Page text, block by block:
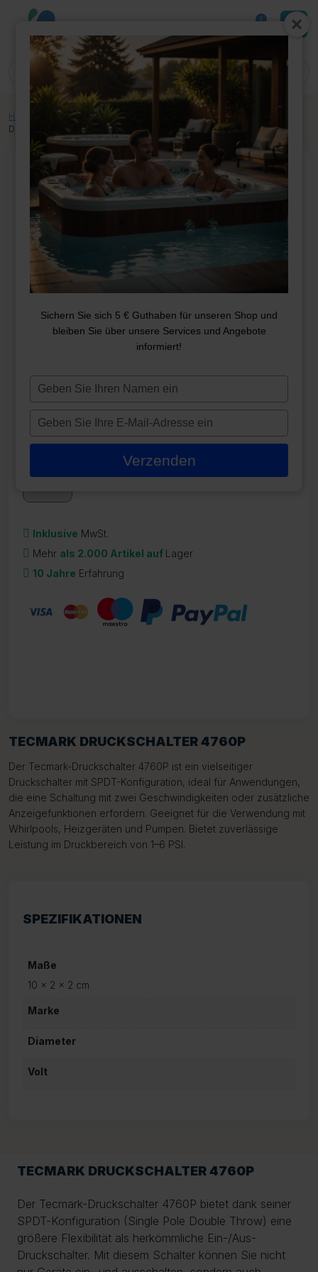
0
Home Whirlpool-Teile Sensoren
Druckschalter 4760P
TECMARK DRUCKSCHALTER 4760P
Der Tecmark-Druckschalter 4760P ist ein vielseitiger
Druckschalter mit SPDT-Konfiguration, ideal für Anwendungen,
die eine Schaltung mit zwei Geschwindigkeiten oder zusätzliche
Anzeigefunktionen erfordern. Geeignet für die Verwendung mit
Whirlpools, Heizgeräten und Pumpen. Bietet zuverlässige
Leistung im Druckbereich von 1–6 PSI.
SPEZIFIKATIONEN
Maße
10 × 2 × 2 cm
Marke
Diameter
Volt
TECMARK DRUCKSCHALTER
ZR-22056
49,95€
Auf Lager
Inklusive MwSt.
Mehr als 2.000 Artikel auf Lager
10 Jahre Erfahrung
TECMARK DRUCKSCHALTER 4760P
Der Tecmark-Druckschalter 4760P bietet dank seiner
SPDT-Konfiguration (Single Pole Double Throw) eine
größere Flexibilität als herkömmliche Ein-/Aus-
Druckschalter. Mit diesem Schalter können Sie nicht
Sichern Sie sich 5 € Guthaben für unseren Shop und
bleiben Sie über unsere Services und Angebote
informiert!
Typ
naam
Typ
e-
in
Verzenden